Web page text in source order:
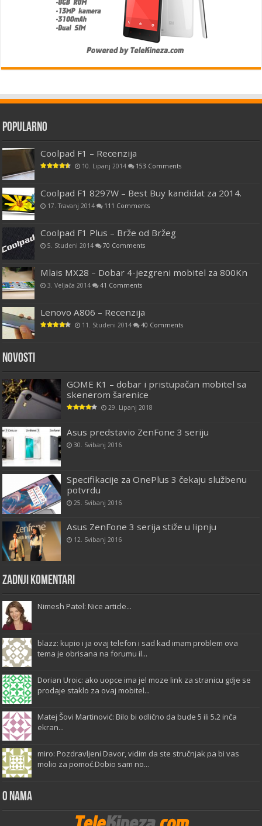
Popularno
Coolpad F1 – Recenzija
10. Lipanj 2014 153 Comments
Coolpad F1 8297W – Best Buy kandidat za 2014.
17. Travanj 2014 111 Comments
Coolpad F1 Plus – Brže od Bržeg
5. Studeni 2014 70 Comments
Mlais MX28 – Dobar 4-jezgreni mobitel za 800Kn
3. Veljača 2014 41 Comments
Lenovo A806 – Recenzija
11. Studeni 2014 40 Comments
Novosti
GOME K1 – dobar i pristupačan mobitel sa
skenerom šarenice
29. Lipanj 2018
Asus predstavio ZenFone 3 seriju
30. Svibanj 2016
Specifikacije za OnePlus 3 čekaju službenu
potvrdu
25. Svibanj 2016
Asus ZenFone 3 serija stiže u lipnju
12. Svibanj 2016
Zadnji komentari
Nimesh Patel: Nice article...
blazz: kupio i ja ovaj telefon i sad kad imam problem ova
tema je obrisana na forumu il...
Dorian Uroic: ako uopce ima jel moze link za stranicu gdje se
prodaje staklo za ovaj mobitel...
Matej Šovi Martinović: Bilo bi odlično da bude 5 ili 5.2 inča
ekran...
miro: Pozdravljeni Davor, vidim da ste stručnjak pa bi vas
molio za pomoć.Dobio sam no...
O Nama